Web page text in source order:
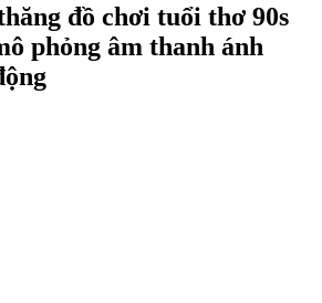
đồ chơi tuổi thơ 90s
phỏng âm thanh ánh